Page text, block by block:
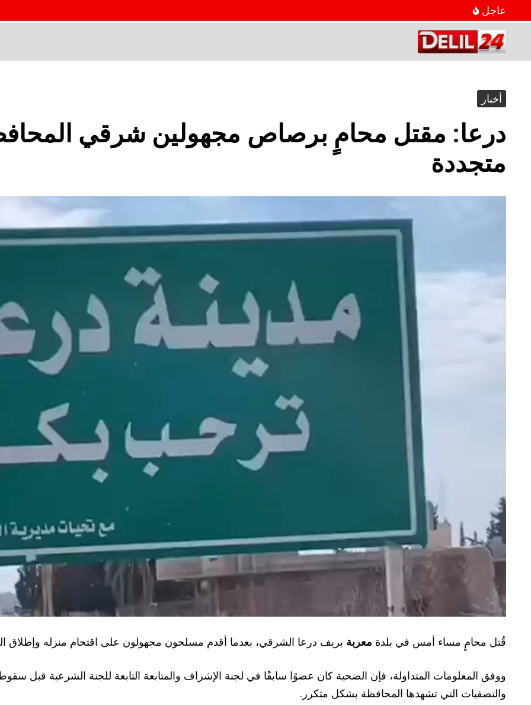
عاجل
أخبار
درعا: مقتل محامٍ برصاص مجهولين شرقي
متجددة
قُتل محامٍ مساء أمس في بلدة معربة بريف درعا الشرقي، بعدما أقدم مسلحون مجهولون على اقتحام منزله وإطلاق
ووفق المعلومات المتداولة، فإن الضحية كان عضوًا سابقًا في لجنة الإشراف والمتابعة التابعة للجنة الشرعية قبل
والتصفيات التي تشهدها المحافظة بشكل متكرر.